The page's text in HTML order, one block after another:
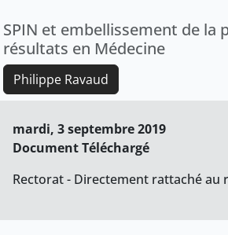
SPIN et embellissement de la
résultats en Médecine
Philippe Ravaud
mardi, 3 septembre 2019
Document Téléchargé
Rectorat - Directement rattaché au